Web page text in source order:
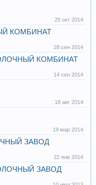
25 окт 2014
КОМБИНАТ
28 сен 2014
КОМБИНАТ
14 сен 2014
18 авг 2014
19 мар 2014
ЗАВОД
22 янв 2014
ЗАВОД